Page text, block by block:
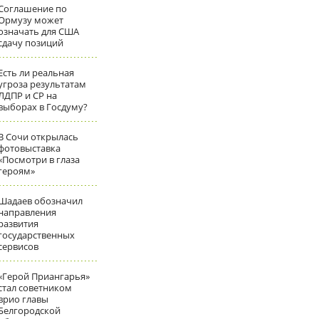
по
может
для США
позиций
ли реальная
результатам
и СР на
в Госдуму?
Сочи открылась
в глаза
обозначил
Приангарья»
советником
главы